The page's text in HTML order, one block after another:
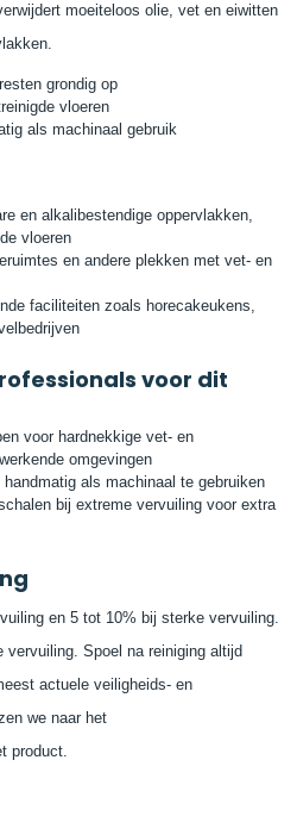
moeiteloos olie, vet en eiwitten
grondig op
vloeren
als machinaal gebruik
en alkalibestendige oppervlakken,
vloeren
en andere plekken met vet- en
faciliteiten zoals horecakeukens,
voor dit
voor hardnekkige vet- en
omgevingen
handmatig als machinaal te gebruiken
bij extreme vervuiling voor extra
en 5 tot 10% bij sterke vervuiling.
vervuiling. Spoel na reiniging altijd
actuele veiligheids- en
we naar het
product.